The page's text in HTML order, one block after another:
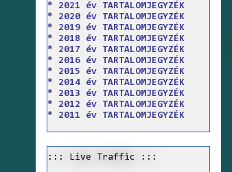
* 2021 év TARTALOMJEGYZÉK
* 2020 év TARTALOMJEGYZÉK
* 2019 év TARTALOMJEGYZÉK
* 2018 év TARTALOMJEGYZÉK
* 2017 év TARTALOMJEGYZÉK
* 2016 év TARTALOMJEGYZÉK
* 2015 év TARTALOMJEGYZÉK
* 2014 év TARTALOMJEGYZÉK
* 2013 év TARTALOMJEGYZÉK
* 2012 év TARTALOMJEGYZÉK
* 2011 év TARTALOMJEGYZÉK
::: Live Traffic :::